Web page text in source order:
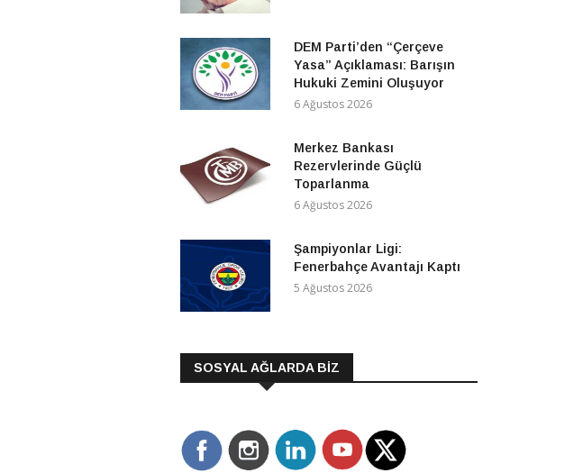
DEM Parti’den “Çerçeve
Yasa” Açıklaması: Barışın
Hukuki Zemini Oluşuyor
6 Ağustos 2026
Merkez Bankası
Rezervlerinde Güçlü
Toparlanma
6 Ağustos 2026
Şampiyonlar Ligi:
Fenerbahçe Avantajı Kaptı
5 Ağustos 2026
SOSYAL AĞLARDA BİZ